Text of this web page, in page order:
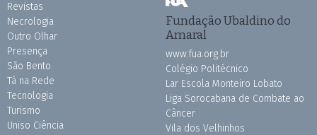
Revistas
Necrologia
Outro Olhar
Presença
São Bento
Tá na Rede
Tecnologia
Turismo
Uniso Ciência
Fundação Ubaldino do
Amaral
www.fua.org.br
Colégio Politécnico
Lar Escola Monteiro Lobato
Liga Sorocabana de Combate ao
Câncer
Vila dos Velhinhos